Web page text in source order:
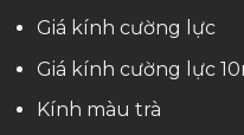
Giá kính cường lực
Giá kính cường lực
Kính màu trà